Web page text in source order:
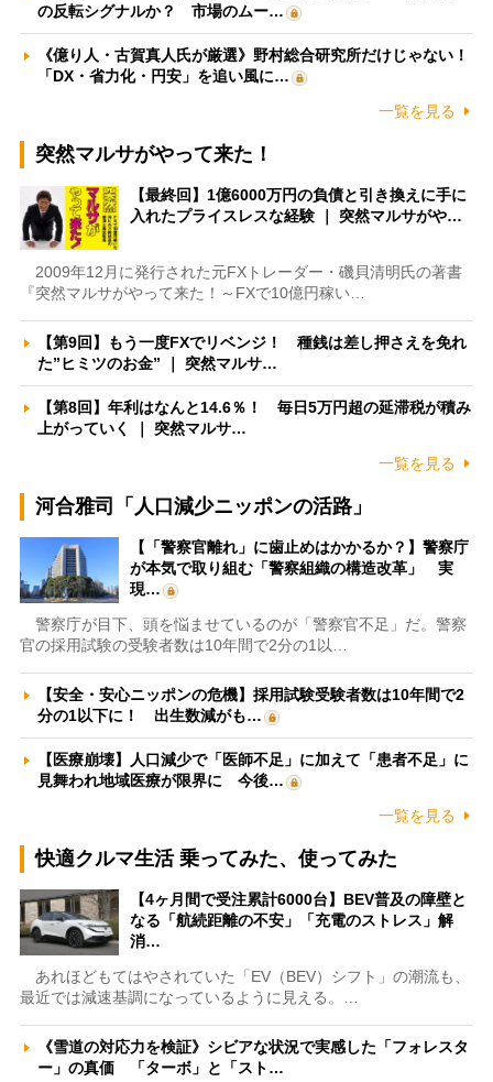
の反転シグナルか？ 市場のムー…
《億り人・古賀真人氏が厳選》野村総合研究所だけじゃない！
「DX・省力化・円安」を追い風に…
一覧を見る
突然マルサがやって来た！
【最終回】1億6000万円の負債と引き換えに手に
入れたプライスレスな経験 ｜ 突然マルサがや…
2009年12月に発行された元FXトレーダー・磯貝清明氏の著書
『突然マルサがやって来た！～FXで10億円稼い…
【第9回】もう一度FXでリベンジ！ 種銭は差し押さえを免れ
た”ヒミツのお金” ｜ 突然マルサ…
【第8回】年利はなんと14.6％！ 毎日5万円超の延滞税が積み
上がっていく ｜ 突然マルサ…
一覧を見る
河合雅司「人口減少ニッポンの活路」
【「警察官離れ」に歯止めはかかるか？】警察庁
が本気で取り組む「警察組織の構造改革」 実
現…
警察庁が目下、頭を悩ませているのが「警察官不足」だ。警察
官の採用試験の受験者数は10年間で2分の1以…
【安全・安心ニッポンの危機】採用試験受験者数は10年間で2
分の1以下に！ 出生数減がも…
【医療崩壊】人口減少で「医師不足」に加えて「患者不足」に
見舞われ地域医療が限界に 今後…
一覧を見る
快適クルマ生活 乗ってみた、使ってみた
【4ヶ月間で受注累計6000台】BEV普及の障壁と
なる「航続距離の不安」「充電のストレス」解
消…
あれほどもてはやされていた「EV（BEV）シフト」の潮流も、
最近では減速基調になっているように見える。…
《雪道の対応力を検証》シビアな状況で実感した「フォレスタ
ー」の真価 「ターボ」と「スト…